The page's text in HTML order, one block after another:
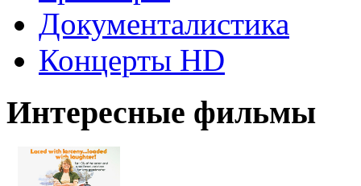
Документалистика
Концерты HD
Интересные фильмы